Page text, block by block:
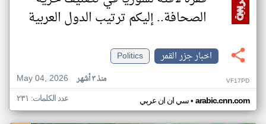
الصحافة.. إليكم ترتيب الدول العربية
اخبار جزر القمر
Politics
May 04, 2026
منذ ٣ أشهر VF17PD
سي ان ان عربي• arabic.cnn.com عدد الكلمات: ٢٣١